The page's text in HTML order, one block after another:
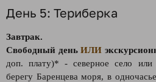
День 5: Териберка
Завтрак.
Свободный деньИЛИ
доп. плату)* - северное село
берегу Баренцева моря, в